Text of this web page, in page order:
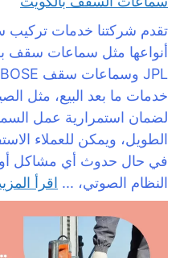
تقدم شركتنا خدمات
أنواعها مثل سماعات
خدمات ما بعد البيع، مثل
لضمان استمرارية عمل
الطويل، ويمكن للعملاء
في حال حدوث أي مشاكل أو
النظام الصوتي، ... اقرأ